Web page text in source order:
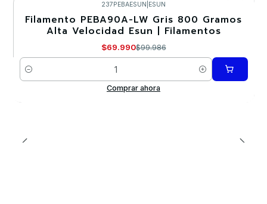
-30%
237PEBAESUN ESUN
Filamento PEBA90A-LW Gris 800 Gramos
Alta Velocidad Esun | Filamentos
$69.990$99.986
Cantidad
Comprar ahora